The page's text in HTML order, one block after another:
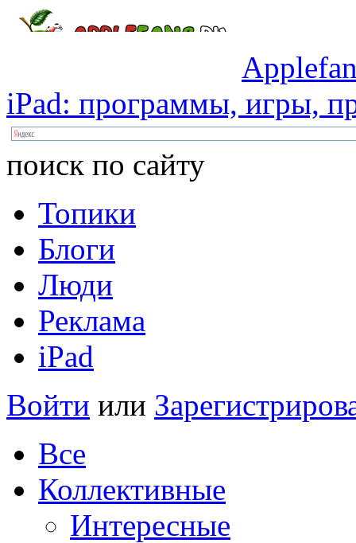
iPad: программы, игры,
поиск по сайту
Топики
Блоги
Люди
Реклама
iPad
Войти или
Все
Коллективные
Интересные